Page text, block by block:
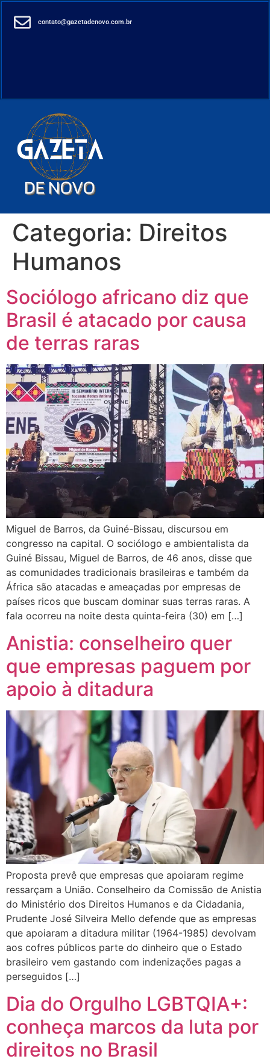
contato@gazetadenovo.com.br
Categoria: Direitos
Humanos
Sociólogo africano diz que
Brasil é atacado por causa
de terras raras
Miguel de Barros, da Guiné-Bissau, discursou em
congresso na capital. O sociólogo e ambientalista da
Guiné Bissau, Miguel de Barros, de 46 anos, disse que
as comunidades tradicionais brasileiras e também da
África são atacadas e ameaçadas por empresas de
países ricos que buscam dominar suas terras raras. A
fala ocorreu na noite desta quinta-feira (30) em […]
Anistia: conselheiro quer
que empresas paguem por
apoio à ditadura
Proposta prevê que empresas que apoiaram regime
ressarçam a União. Conselheiro da Comissão de Anistia
do Ministério dos Direitos Humanos e da Cidadania,
Prudente José Silveira Mello defende que as empresas
que apoiaram a ditadura militar (1964-1985) devolvam
aos cofres públicos parte do dinheiro que o Estado
brasileiro vem gastando com indenizações pagas a
perseguidos […]
Dia do Orgulho LGBTQIA+:
conheça marcos da luta por
direitos no Brasil